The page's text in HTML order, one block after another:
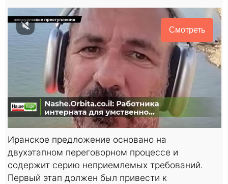
Смотреть
Иранское предложение основано на
двухэтапном переговорном процессе и
содержит серию неприемлемых требований.
Первый этап должен был привести к